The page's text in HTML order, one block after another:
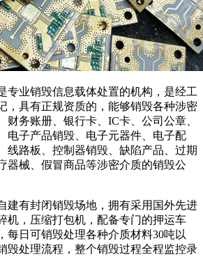
专业销毁信息载体处置的机构，是经工
，具有正规资质的，能够销毁各种涉密
财务账册、银行卡、IC卡、公司公章、
电子产品销毁、电子元器件、电子配
线路板、控制器销毁、缺陷产品、过期
器械、假冒商品等涉密介质的销毁公
建有封闭销毁场地，拥有采用国外先进
机，压缩打包机，配备专门的押运车
每日可销毁处理各种介质材料30吨以
毁处理流程，整个销毁过程全程监控录